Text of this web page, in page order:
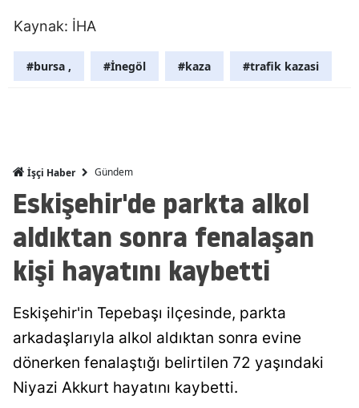
Sakarya
Kaynak: İHA
#bursa , #İnegöl #kaza #trafik kazasi
İşçi Haber Gündem
Eskişehir'de parkta alkol
aldıktan sonra fenalaşan
kişi hayatını kaybetti
Eskişehir'in Tepebaşı ilçesinde, parkta
arkadaşlarıyla alkol aldıktan sonra evine
dönerken fenalaştığı belirtilen 72 yaşındaki
Niyazi Akkurt hayatını kaybetti.